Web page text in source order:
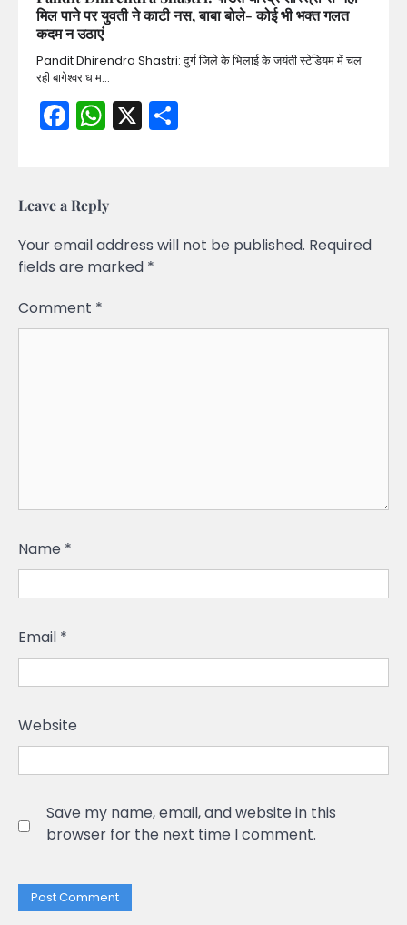
मिल पाने पर युवती ने काटी नस, बाबा बोले- कोई भी भक्त गलत
कदम न उठाएं
Pandit Dhirendra Shastri: दुर्ग जिले के भिलाई के जयंती स्टेडियम में चल
रही बागेश्वर धाम…
Facebook
WhatsApp
X
Leave a Reply
Your email address will not be published. Required
fields are marked *
Comment *
Name *
Email *
Website
Save my name, email, and website in this
browser for the next time I comment.